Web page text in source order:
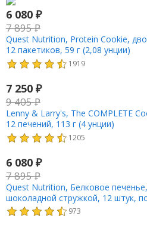
6 080 ₽
7 895₽
Quest Nutrition, Protein Cookie,
12 пакетиков, 59 г (2,08 унции)
1919
7 250 ₽
9 405₽
Lenny & Larry's, The COMPLETE
12 печений, 113 г (4 унции)
1205
6 080 ₽
7 895₽
Quest Nutrition, Белковое
шоколадной стружкой, 12 штук,
973